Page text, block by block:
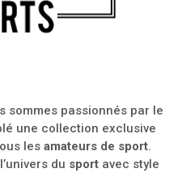
sommes passionnés par le
une collection exclusive
les amateurs de sport.
du sport avec style